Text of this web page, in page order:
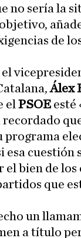
no sería la
de
Álex
el PSOE esté
recordado
programa
esa cuestión
bien de los
que
un
a título